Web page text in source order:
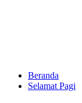
Beranda
Selamat Pagi